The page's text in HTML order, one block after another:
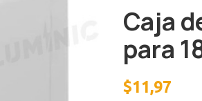
Caja
para
$11,97